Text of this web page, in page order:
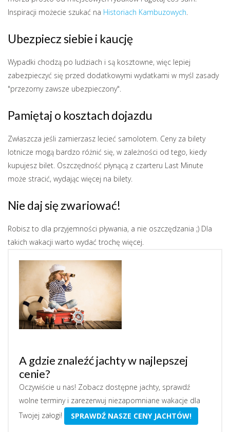
Inspiracji możecie szukać na Historiach Kambuzowych.
Ubezpiecz siebie i kaucję
Wypadki chodzą po ludziach i są kosztowne, więc lepiej
zabezpieczyć się przed dodatkowymi wydatkami w myśl zasady
"przezorny zawsze ubezpieczony".
Pamiętaj o kosztach dojazdu
Zwłaszcza jeśli zamierzasz lecieć samolotem. Ceny za bilety
lotnicze mogą bardzo różnić się, w zależności od tego, kiedy
kupujesz bilet. Oszczędność płynącą z czarteru Last Minute
może stracić, wydając więcej na bilety.
Nie daj się zwariować!
Robisz to dla przyjemności pływania, a nie oszczędzania ;) Dla
takich wakacji warto wydać trochę więcej.
A gdzie znaleźć jachty w najlepszej
cenie?
Oczywiście u nas! Zobacz dostępne jachty, sprawdź
wolne terminy i zarezerwuj niezapomniane wakacje dla
Twojej załogi!
SPRAWDŹ NASZE CENY JACHTÓW!